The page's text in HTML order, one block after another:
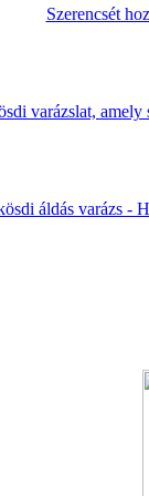
Szerencsét
varázslat,
áldás varázs -